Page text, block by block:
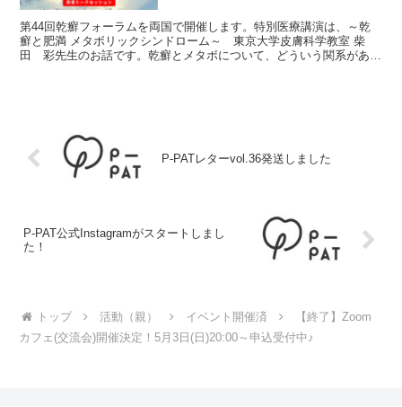
第44回乾癬フォーラムを両国で開催します。特別医療講演は、～乾
癬と肥満 メタボリックシンドローム～ 東京大学皮膚科学教室 柴
田 彩先生のお話です。乾癬とメタボについて、どういう関系がある
P-PATレターvol.36発送しました
P-PAT公式Instagramがスタートしまし
た！
トップ 活動（親） イベント開催済
【終了】Zoom
カフェ(交流会)開催決定！5月3日(日)20:00～申込受付中♪